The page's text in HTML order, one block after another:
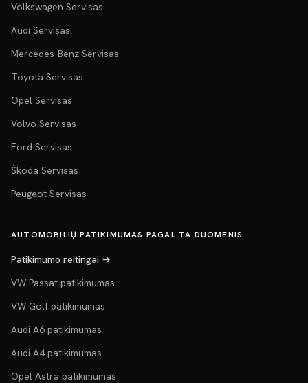
Volkswagen Servisas
Audi Servisas
Mercedes-Benz Servisas
Toyota Servisas
Opel Servisas
Volvo Servisas
Ford Servisas
Škoda Servisas
Peugeot Servisas
AUTOMOBILIŲ PATIKIMUMAS PAGAL TA DUOMENIS
Patikimumo reitingai →
VW Passat patikimumas
VW Golf patikimumas
Audi A6 patikimumas
Audi A4 patikimumas
Opel Astra patikimumas